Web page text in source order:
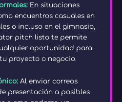
En situaciones
encuentros casuales en
o incluso en el gimnasio,
pitch listo te permite
oportunidad para
proyecto o negocio.
Al enviar correos
presentación a posibles